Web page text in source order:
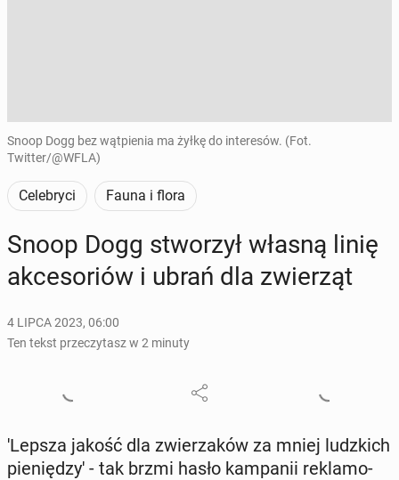
Snoop Dogg bez wątpienia ma żyłkę do interesów. (Fot.
Twitter/@WFLA)
Celebryci Fauna i flora
Snoop Dogg stwo­rzył własną linię
ak­ce­so­riów i ubrań dla zwie­rząt
4 LIPCA 2023, 06:00
Ten tekst przeczytasz w 2 minuty
'Lepsza jakość dla zwie­rza­ków za mniej ludz­kich
pie­nię­dzy' - tak brzmi hasło kam­pa­nii re­kla­mo­